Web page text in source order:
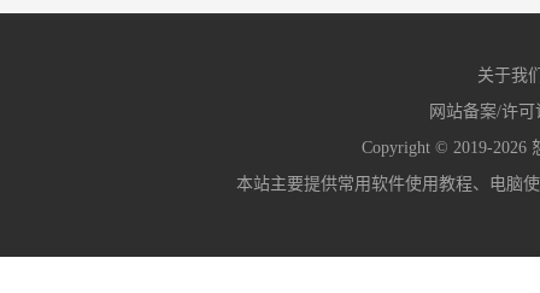
关于我
网站备案/许可
Copyright © 2019-2026
本站主要提供常用软件使用教程、电脑